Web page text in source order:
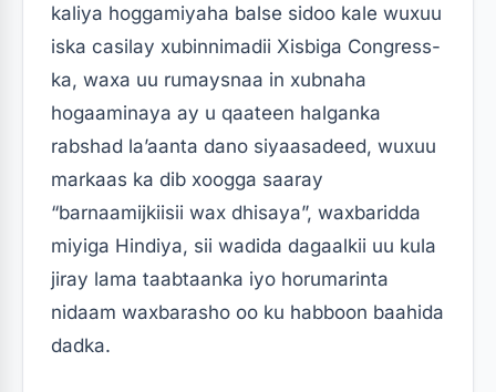
kaliya hoggamiyaha balse sidoo kale wuxuu
iska casilay xubinnimadii Xisbiga Congress-
ka, waxa uu rumaysnaa in xubnaha
hogaaminaya ay u qaateen halganka
rabshad la’aanta dano siyaasadeed, wuxuu
markaas ka dib xoogga saaray
“barnaamijkiisii ​​wax dhisaya”, waxbaridda
miyiga Hindiya, sii wadida dagaalkii uu kula
jiray lama taabtaanka iyo horumarinta
nidaam waxbarasho oo ku habboon baahida
dadka.